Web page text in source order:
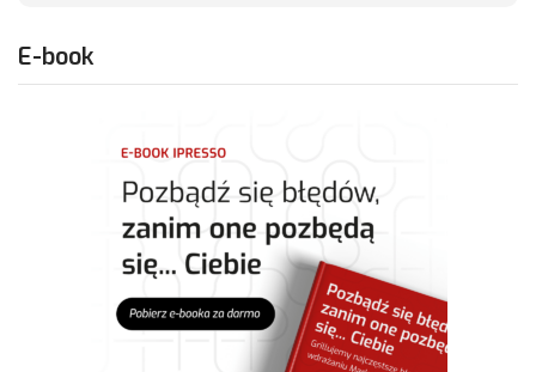
E-book